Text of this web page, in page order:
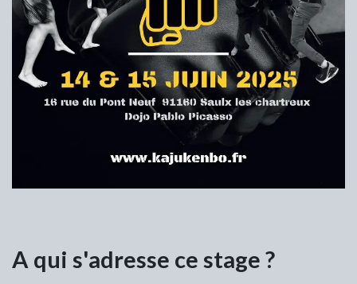
A qui s'adresse ce stage ?